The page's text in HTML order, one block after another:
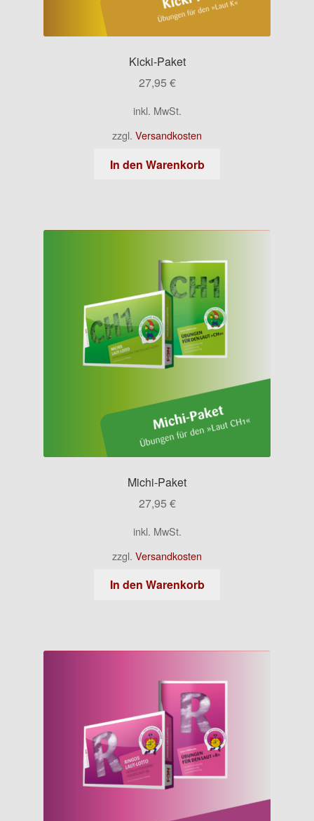
Kicki-Paket
27,95 €
inkl. MwSt.
zzgl. Versandkosten
In den Warenkorb
Michi-Paket
27,95 €
inkl. MwSt.
zzgl. Versandkosten
In den Warenkorb